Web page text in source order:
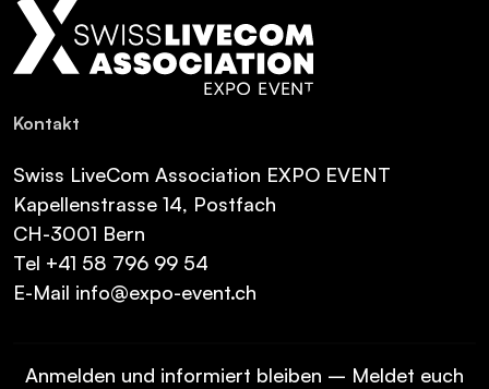
Kon­takt
Swiss LiveCom Association EXPO EVENT
Kapellenstrasse 14, Postfach
CH-3001 Bern
Tel +41 58 796 99 54
E-Mail info@expo-event.ch
Anmelden und informiert bleiben – Meldet euch